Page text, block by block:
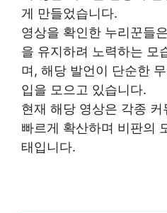
게 만들었습니다.
영상을 확인한 누리꾼들
을 유지하려 노력하는 모
며, 해당 발언이 단순한
입을 모으고 있습니다.
현재 해당 영상은 각종
빠르게 확산하며 비판의
태입니다.